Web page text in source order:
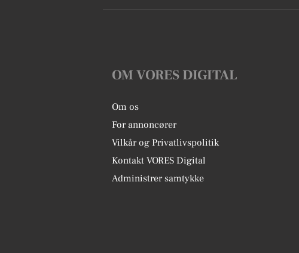
OM VORES DIGITAL
Om os
For annoncører
Vilkår og Privatlivspolitik
Kontakt VORES Digital
Administrer samtykke